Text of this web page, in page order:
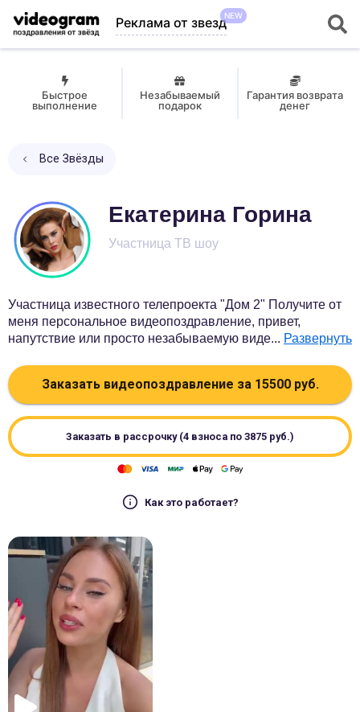
Реклама от звездNEW
Быстрое
выполнение
Незабываемый
подарок
Гарантия возврата
денег
Все Звёзды
Екатерина Горина
Участница ТВ шоу
Участница известного телепроекта "Дом 2" Получите от
меня персональное видеопоздравление, привет,
напутствие или просто незабываемую виде... Развернуть
Заказать видеопоздравление за 15500руб.
Заказать в рассрочку (4 взноса по 3875 руб.)
Как это работает?